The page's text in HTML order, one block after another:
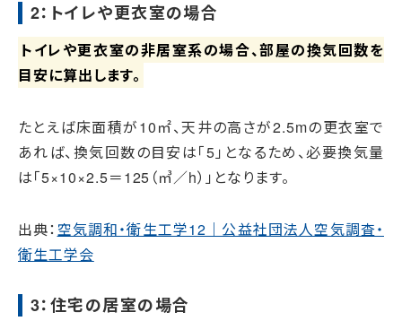
2：トイレや更衣室の場合
トイレや更衣室の非居室系の場合、部屋の換気回数を
目安に算出します。
たとえば床面積が10㎡、天井の高さが2.5mの更衣室で
あれば、換気回数の目安は「5」となるため、必要換気量
は「5×10×2.5＝125（㎥／h）」となります。
出典：空気調和・衛生工学12｜公益社団法人空気調査・
衛生工学会
3：住宅の居室の場合